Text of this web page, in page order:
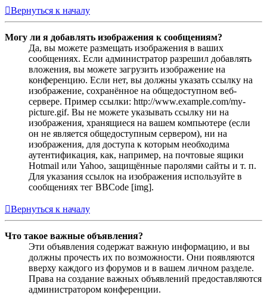
Вернуться к началу
Могу ли я добавлять изображения к сообщениям?
Да, вы можете размещать изображения в ваших
сообщениях. Если администратор разрешил добавлять
вложения, вы можете загрузить изображение на
конференцию. Если нет, вы должны указать ссылку на
изображение, сохранённое на общедоступном веб-
сервере. Пример ссылки: http://www.example.com/my-
picture.gif. Вы не можете указывать ссылку ни на
изображения, хранящиеся на вашем компьютере (если
он не является общедоступным сервером), ни на
изображения, для доступа к которым необходима
аутентификация, как, например, на почтовые ящики
Hotmail или Yahoo, защищённые паролями сайты и т. п.
Для указания ссылок на изображения используйте в
сообщениях тег BBCode [img].
Вернуться к началу
Что такое важные объявления?
Эти объявления содержат важную информацию, и вы
должны прочесть их по возможности. Они появляются
вверху каждого из форумов и в вашем личном разделе.
Права на создание важных объявлений предоставляются
администратором конференции.